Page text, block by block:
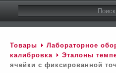
Товары Лабораторное
калибровка
Эталоны
ячейки с фиксированной